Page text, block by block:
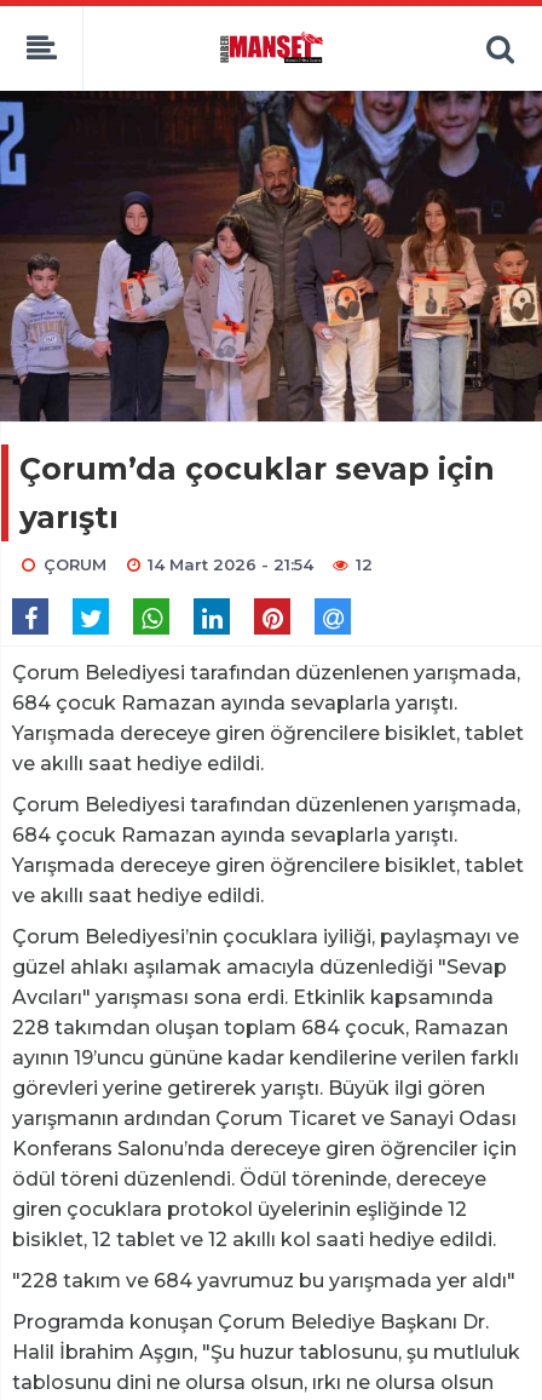
Çorum’da çocuklar sevap için
yarıştı
ÇORUM 14 Mart 2026 - 21:54 12
Çorum Belediyesi tarafından düzenlenen yarışmada,
684 çocuk Ramazan ayında sevaplarla yarıştı.
Yarışmada dereceye giren öğrencilere bisiklet, tablet
ve akıllı saat hediye edildi.
Çorum Belediyesi tarafından düzenlenen yarışmada,
684 çocuk Ramazan ayında sevaplarla yarıştı.
Yarışmada dereceye giren öğrencilere bisiklet, tablet
ve akıllı saat hediye edildi.
Çorum Belediyesi’nin çocuklara iyiliği, paylaşmayı ve
güzel ahlakı aşılamak amacıyla düzenlediği "Sevap
Avcıları" yarışması sona erdi. Etkinlik kapsamında
228 takımdan oluşan toplam 684 çocuk, Ramazan
ayının 19’uncu gününe kadar kendilerine verilen farklı
görevleri yerine getirerek yarıştı. Büyük ilgi gören
yarışmanın ardından Çorum Ticaret ve Sanayi Odası
Konferans Salonu’nda dereceye giren öğrenciler için
ödül töreni düzenlendi. Ödül töreninde, dereceye
giren çocuklara protokol üyelerinin eşliğinde 12
bisiklet, 12 tablet ve 12 akıllı kol saati hediye edildi.
"228 takım ve 684 yavrumuz bu yarışmada yer aldı"
Programda konuşan Çorum Belediye Başkanı Dr.
Halil İbrahim Aşgın, "Şu huzur tablosunu, şu mutluluk
tablosunu dini ne olursa olsun, ırkı ne olursa olsun